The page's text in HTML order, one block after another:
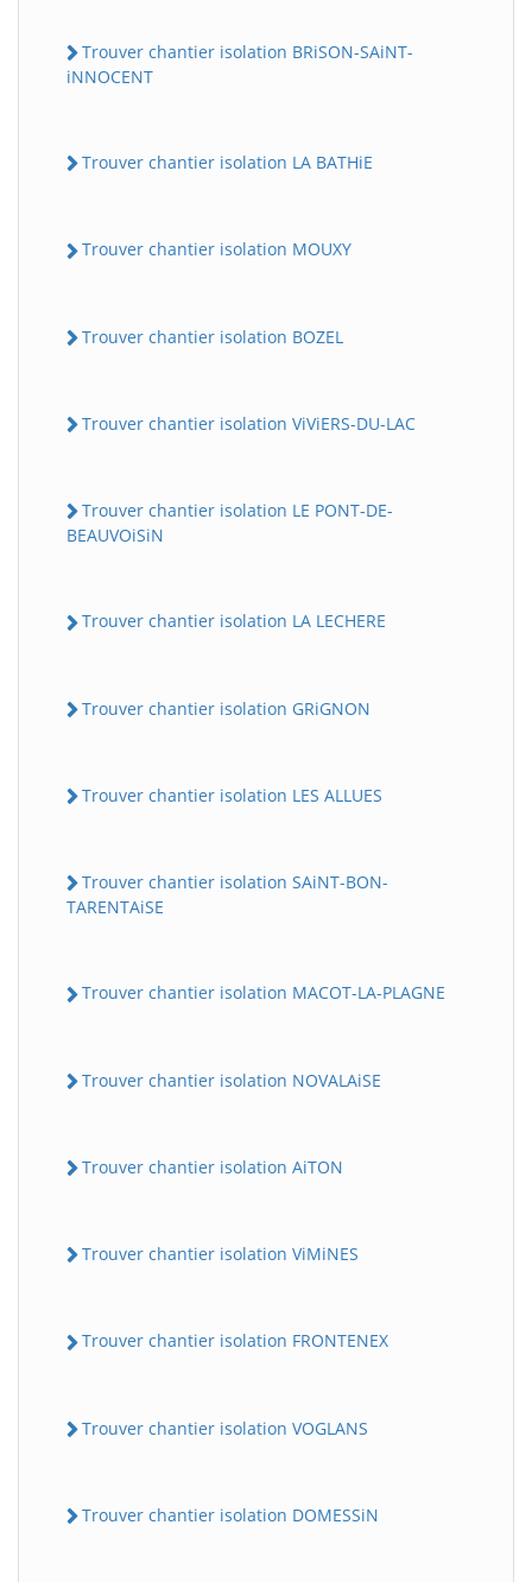
Trouver chantier isolation BRiSON-SAiNT-
iNNOCENT
Trouver chantier isolation LA BATHiE
Trouver chantier isolation MOUXY
Trouver chantier isolation BOZEL
Trouver chantier isolation ViViERS-DU-LAC
Trouver chantier isolation LE PONT-DE-
BEAUVOiSiN
Trouver chantier isolation LA LECHERE
Trouver chantier isolation GRiGNON
Trouver chantier isolation LES ALLUES
Trouver chantier isolation SAiNT-BON-
TARENTAiSE
Trouver chantier isolation MACOT-LA-PLAGNE
Trouver chantier isolation NOVALAiSE
Trouver chantier isolation AiTON
Trouver chantier isolation ViMiNES
Trouver chantier isolation FRONTENEX
Trouver chantier isolation VOGLANS
Trouver chantier isolation DOMESSiN